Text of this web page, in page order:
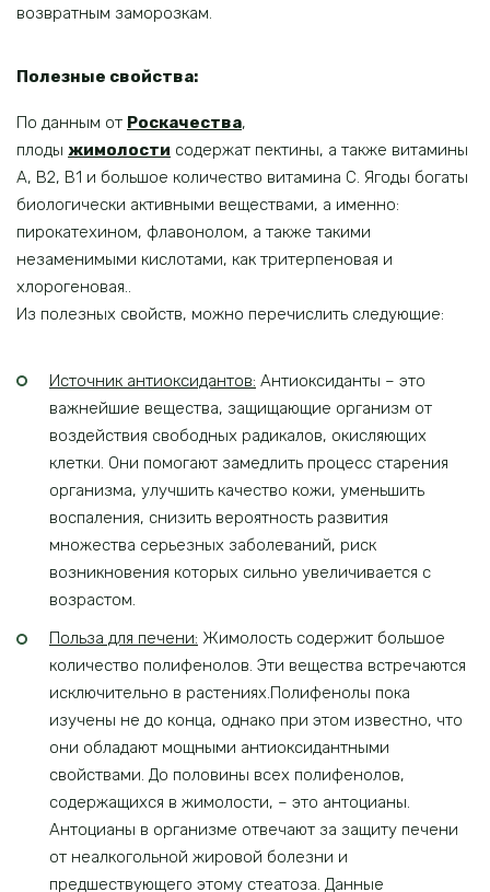
возвратным заморозкам.
Полезные свойства:
По данным от Роскачества,
плоды жимолости содержат пектины, а также витамины
А, В2, B1 и большое количество витамина С. Ягоды богаты
биологически активными веществами, а именно:
пирокатехином, флавонолом, а также такими
незаменимыми кислотами, как тритерпеновая и
хлорогеновая..
Из полезных свойств, можно перечислить следующие:
Источник антиоксидантов: Антиоксиданты – это
важнейшие вещества, защищающие организм от
воздействия свободных радикалов, окисляющих
клетки. Они помогают замедлить процесс старения
организма, улучшить качество кожи, уменьшить
воспаления, снизить вероятность развития
множества серьезных заболеваний, риск
возникновения которых сильно увеличивается с
возрастом.
Польза для печени: Жимолость содержит большое
количество полифенолов. Эти вещества встречаются
исключительно в растениях.Полифенолы пока
изучены не до конца, однако при этом известно, что
они обладают мощными антиоксидантными
свойствами. До половины всех полифенолов,
содержащихся в жимолости, – это антоцианы.
Антоцианы в организме отвечают за защиту печени
от неалкогольной жировой болезни и
предшествующего этому стеатоза. Данные